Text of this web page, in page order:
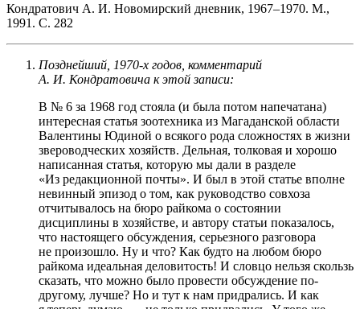
Кондратович А. И. Новомирский дневник, 1967–1970. М.,
1991. С. 282
Позднейший, 1970-х годов, комментарий
А. И. Кондратовича к этой записи:
В № 6 за 1968 год стояла (и была потом напечатана)
интересная статья зоотехника из Магаданской области
Валентины Юдиной о всякого рода сложностях в жизни
звероводческих хозяйств. Дельная, толковая и хорошо
написанная статья, которую мы дали в разделе
«Из редакционной почты». И был в этой статье вполне
невинный эпизод о том, как руководство совхоза
отчитывалось на бюро райкома о состоянии
дисциплины в хозяйстве, и автору статьи показалось,
что настоящего обсуждения, серьезного разговора
не произошло. Ну и что? Как будто на любом бюро
райкома идеальная деловитость! И словцо нельзя скользь
сказать, что можно было провести обсуждение по-
другому, лучше? Но и тут к нам придрались. И как